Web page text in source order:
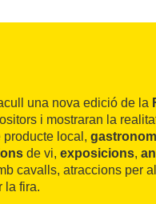
una nova edició de la
i mostraran la
producte local,
de vi, exposicions,
cavalls, atraccions per
la fira.